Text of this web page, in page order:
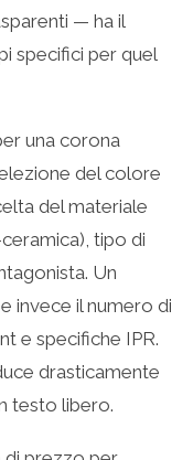
— ha il
specifici per quel
una corona
del colore
del materiale
tipo di
Un
invece il numero di
e specifiche IPR.
drasticamente
testo libero.